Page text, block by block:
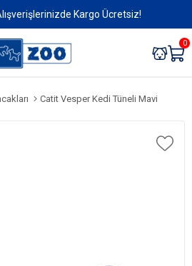
Kargo Ücretsiz!
0
Catit Vesper Kedi Tüneli Mavi